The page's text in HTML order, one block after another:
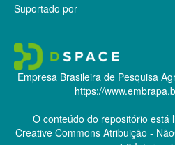
Suportado por
Empresa Brasileira de Pesquisa
https://
O conteúdo do repositório está
Creative CommonsAtribuição -